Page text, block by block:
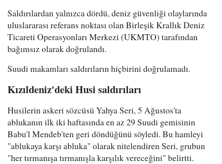
Saldırılardan yalnızca dördü, deniz güvenliği olaylarında
uluslararası referans noktası olan Birleşik Krallık Deniz
Ticareti Operasyonları Merkezi (UKMTO) tarafından
bağımsız olarak doğrulandı.
Suudi makamları saldırıların hiçbirini doğrulamadı.
Kızıldeniz'deki Husi saldırıları
Husilerin askeri sözcüsü Yahya Seri, 5 Ağustos'ta
ablukanın ilk iki haftasında en az 29 Suudi gemisinin
Babu'l Mendeb'ten geri döndüğünü söyledi. Bu hamleyi
"ablukaya karşı abluka" olarak nitelendiren Seri, grubun
"her tırmanışa tırmanışla karşılık vereceğini" belirtti.